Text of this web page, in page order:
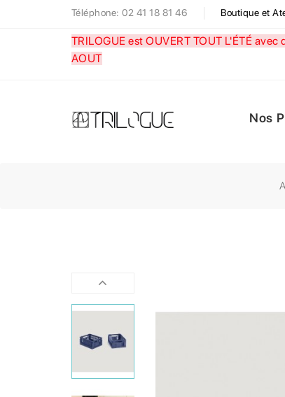
Téléphone: 02 41 18 81 46 Boutique et
TRILOGUE est OUVERT TOUT L'ÉTÉ
AOUT
Nos